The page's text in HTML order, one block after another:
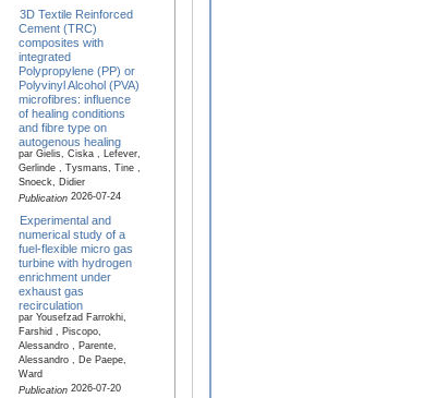
3D Textile Reinforced
Cement (TRC)
composites with
integrated
Polypropylene (PP) or
Polyvinyl Alcohol (PVA)
microfibres: influence
of healing conditions
and fibre type on
autogenous healing
par Gielis, Ciska , Lefever,
Gerlinde , Tysmans, Tine ,
Snoeck, Didier
Publication2026-07-24
Experimental and
numerical study of a
fuel-flexible micro gas
turbine with hydrogen
enrichment under
exhaust gas
recirculation
par Yousefzad Farrokhi,
Farshid , Piscopo,
Alessandro , Parente,
Alessandro , De Paepe,
Ward
Publication2026-07-20